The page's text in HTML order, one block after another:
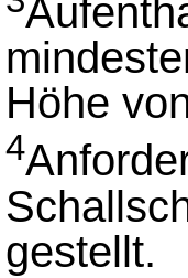
Höhe
4
gestellt.